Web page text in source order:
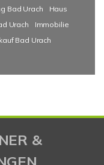
Bad Urach
Haus
Urach
Immobilie
Bad Urach
&